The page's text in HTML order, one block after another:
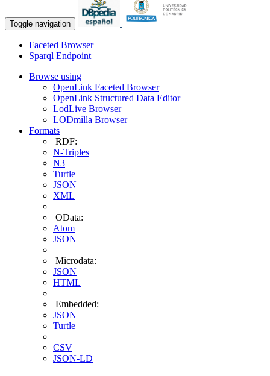
Toggle navigation
Faceted Browser
Sparql Endpoint
Browse using
OpenLink Faceted Browser
OpenLink Structured Data Editor
LodLive Browser
LODmilla Browser
Formats
RDF:
N-Triples
N3
Turtle
JSON
XML
OData:
Atom
JSON
Microdata:
JSON
HTML
Embedded:
JSON
Turtle
CSV
JSON-LD